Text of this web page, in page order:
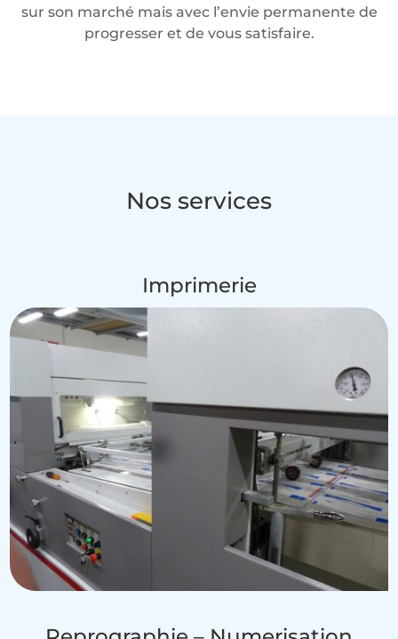
sur son marché mais avec l’envie permanente de
progresser et de vous satisfaire.
Nos services
Imprimerie